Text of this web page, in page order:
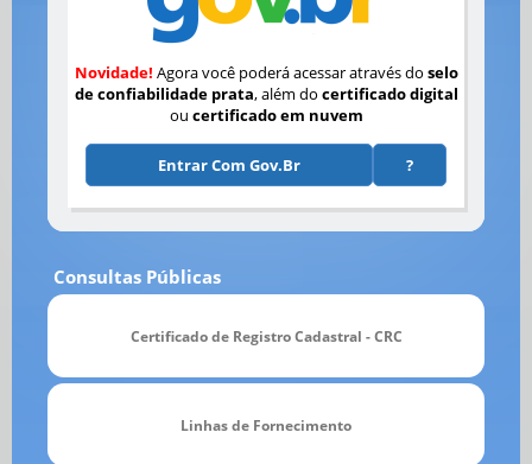
Novidade! Agora você poderá acessar através do selo
de confiabilidade prata, além do certificado digital
ou certificado em nuvem
Entrar Com Gov.br ?
Consultas Públicas
Certificado de Registro Cadastral - CRC
Linhas de Fornecimento